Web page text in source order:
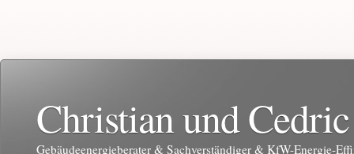
Christian und
Gebäudeenergieberater & Sachverständiger & KfW-Energie-